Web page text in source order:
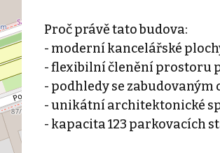
Proč právě tato budova:
- moderní kancelářské
- flexibilní členění prostoru
- podhledy se zabudovaným
- unikátní architektonické
- kapacita 123 parkovacích